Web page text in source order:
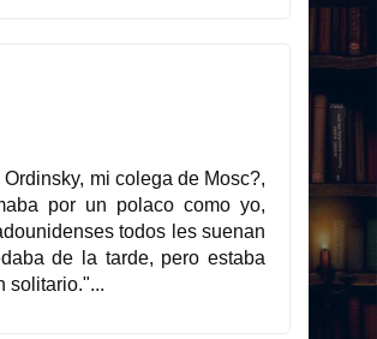
mi colega de Mosc?,
por un polaco como yo,
todos les suenan
de la tarde, pero estaba
solitario."...